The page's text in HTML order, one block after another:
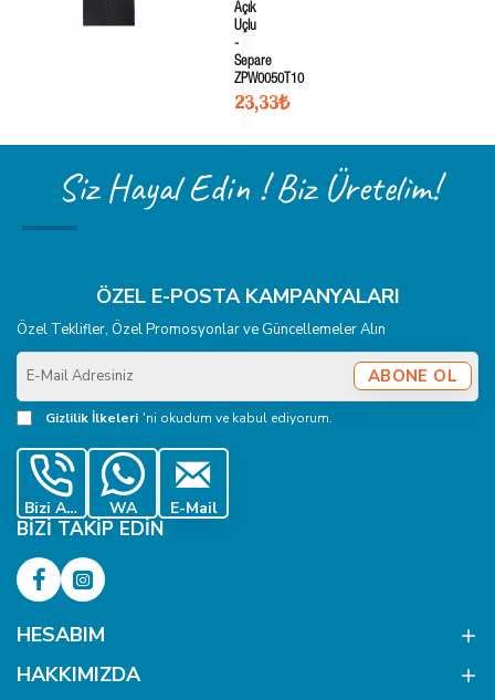
Açık
Uçlu
-
Separe
ZPW0050T10
23,33₺
Siz Hayal Edin ! Biz Üretelim!
ÖZEL E-POSTA KAMPANYALARI
Özel Teklifler, Özel Promosyonlar ve Güncellemeler Alın
E-
Mail
Adresiniz
ABONE OL
Gizlilik İlkeleri 'ni okudum ve kabul ediyorum.
Bizi Ara WA E-Mail
BIZI TAKIP EDIN
HESABIM
HAKKIMIZDA